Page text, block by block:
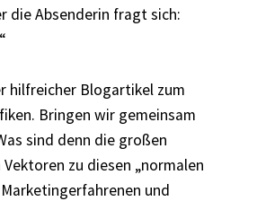
die Absenderin fragt sich:
hilfreicher Blogartikel zum
Bringen wir gemeinsam
sind denn die großen
zu diesen „normalen
und